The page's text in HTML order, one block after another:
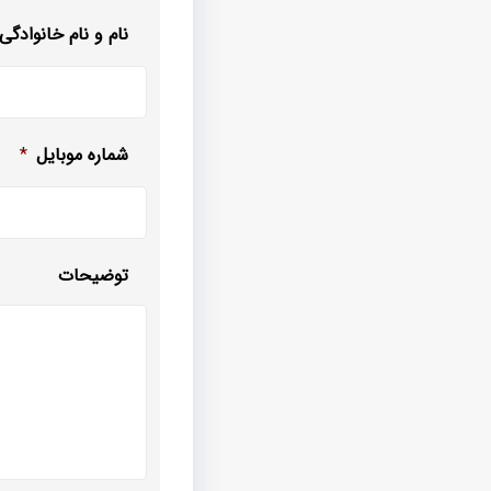
نام و نام
شماره موبایل *
توضیحات